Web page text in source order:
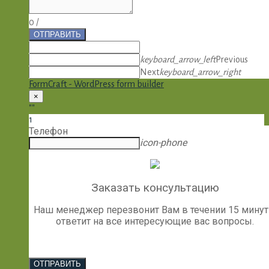
0 /
ОТПРАВИТЬ
keyboard_arrow_leftPrevious
Nextkeyboard_arrow_right
FormCraft - WordPress form builder
×
""
1
Телефон
icon-phone
Заказать консультацию
Наш менеджер перезвонит Вам в течении 15
ответит на все интересующие вас вопросы.
ОТПРАВИТЬ